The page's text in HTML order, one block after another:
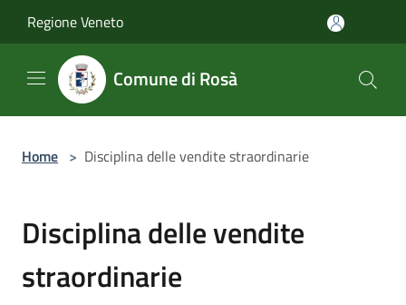
Regione Veneto
Comune di Rosà
Home > Disciplina delle vendite straordinarie
Disciplina delle vendite
straordinarie